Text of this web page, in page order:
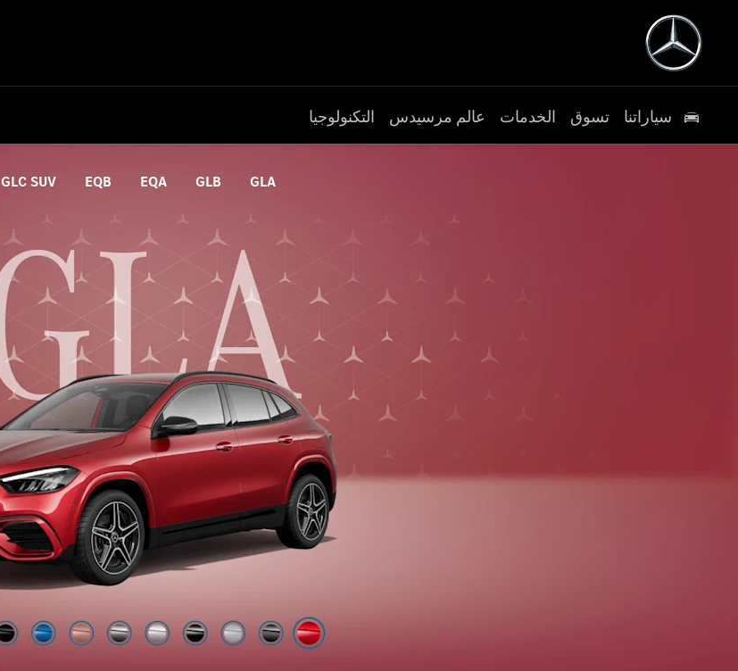
سياراتنا تسوق الخدمات عالم مرسيدس التكنولوجيا
GLA
GLB
EQA
EQB
GLC SUV